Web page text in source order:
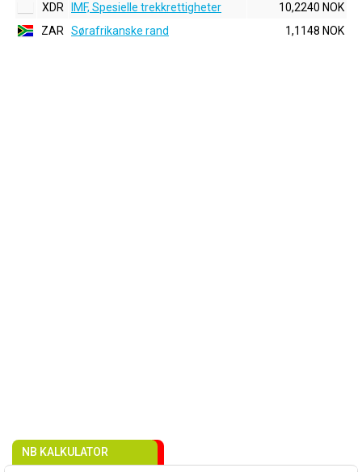
XDR
IMF, Spesielle trekkrettigheter
10,2240 NOK
ZAR
Sørafrikanske rand 1,1148 NOK
NB KALKULATOR